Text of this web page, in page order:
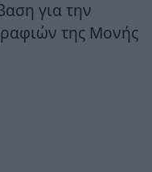
για την
της Μονής